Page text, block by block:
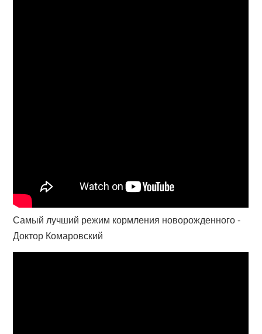
Самый лучший режим кормления новорожденного -
Доктор Комаровский